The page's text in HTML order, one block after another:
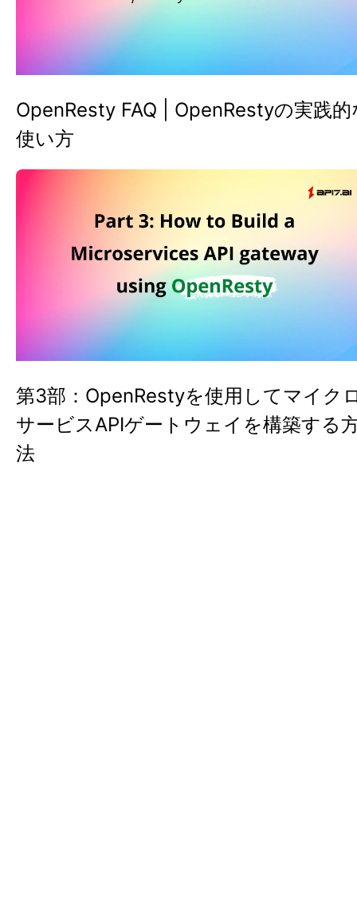
OpenResty FAQ | OpenRestyの実践的
使い方
第3部：OpenRestyを使用してマイク
サービスAPIゲートウェイを構築する
法